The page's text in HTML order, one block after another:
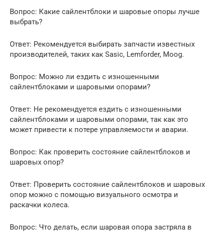
Вопрос: Какие сайлентблоки и шаровые опоры лучше
выбрать?
Ответ: Рекомендуется выбирать запчасти известных
производителей, таких как Sasic, Lemforder, Moog.
Вопрос: Можно ли ездить с изношенными
сайлентблоками и шаровыми опорами?
Ответ: Не рекомендуется ездить с изношенными
сайлентблоками и шаровыми опорами, так как это
может привести к потере управляемости и аварии.
Вопрос: Как проверить состояние сайлентблоков и
шаровых опор?
Ответ: Проверить состояние сайлентблоков и шаровых
опор можно с помощью визуального осмотра и
раскачки колеса.
Вопрос: Что делать, если шаровая опора застряла в